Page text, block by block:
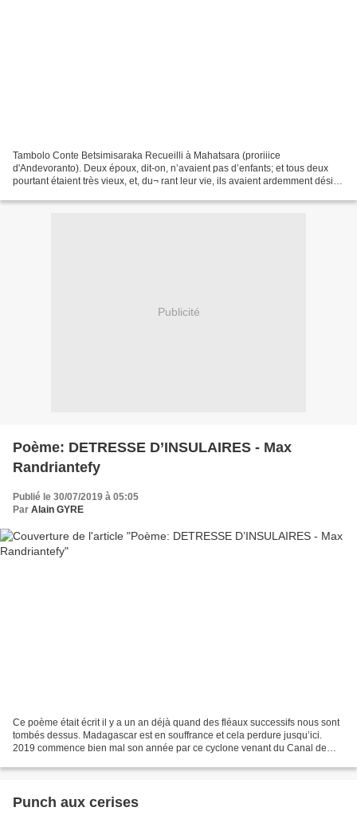
Tambolo Conte Betsimisaraka Recueilli à Mahatsara (proriiice
d'Andevoranto). Deux époux, dit-on, n’avaient pas d’enfants; et tous deux
pourtant étaient très vieux, et, du¬ rant leur vie, ils avaient ardemment désiré
Publicité
Poème: DETRESSE D’INSULAIRES - Max
Randriantefy
Publié le 30/07/2019 à 05:05
Par Alain GYRE
Ce poème était écrit il y a un an déjà quand des fléaux successifs nous sont
tombés dessus. Madagascar est en souffrance et cela perdure jusqu’ici.
2019 commence bien mal son année par ce cyclone venant du Canal de
Punch aux cerises